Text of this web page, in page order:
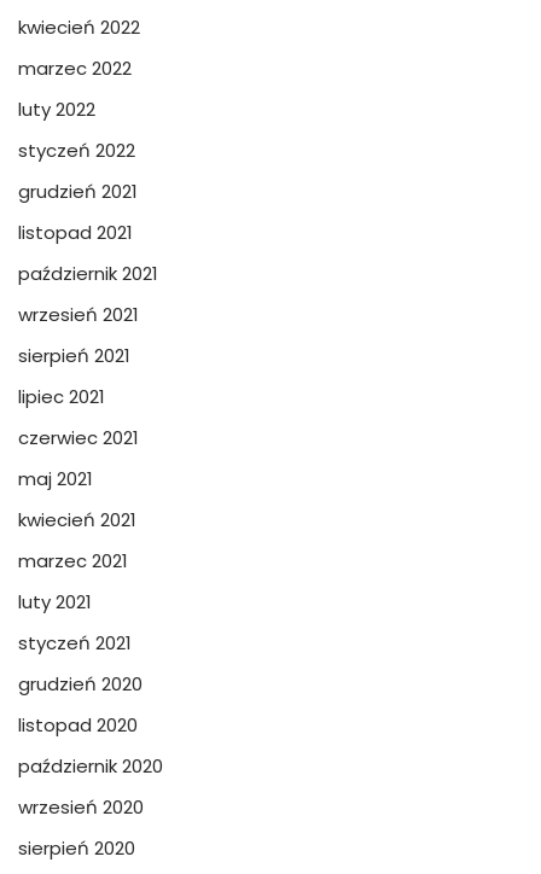
kwiecień 2022
marzec 2022
luty 2022
styczeń 2022
grudzień 2021
listopad 2021
październik 2021
wrzesień 2021
sierpień 2021
lipiec 2021
czerwiec 2021
maj 2021
kwiecień 2021
marzec 2021
luty 2021
styczeń 2021
grudzień 2020
listopad 2020
październik 2020
wrzesień 2020
sierpień 2020